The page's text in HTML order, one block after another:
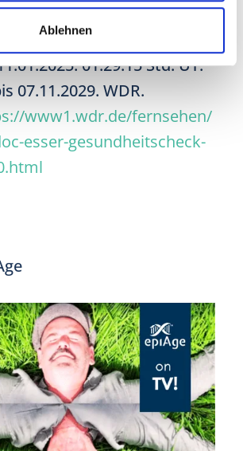
Ablehnen
01:29:15 Std. UT.
07.11.2029. WDR.
www1.wdr.de/fernsehen/
esser-gesundheitscheck-